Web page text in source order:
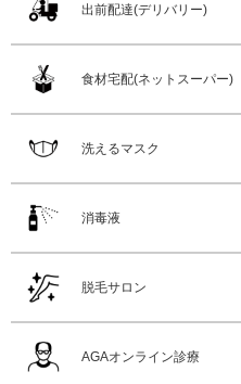
出前配達(デリバリー)
食材宅配(ネットスーパー)
洗えるマスク
消毒液
脱毛サロン
AGAオンライン診療